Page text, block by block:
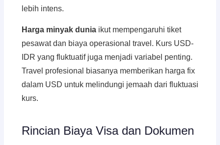
lebih intens.
Harga minyak duniaikut mempengaruhi tiket
pesawat dan biaya operasional travel. Kurs USD-
IDR yang fluktuatif juga menjadi variabel penting.
Travel profesional biasanya memberikan harga fix
dalam USD untuk melindungi jemaah dari fluktuasi
kurs.
Rincian Biaya Visa dan Dokumen